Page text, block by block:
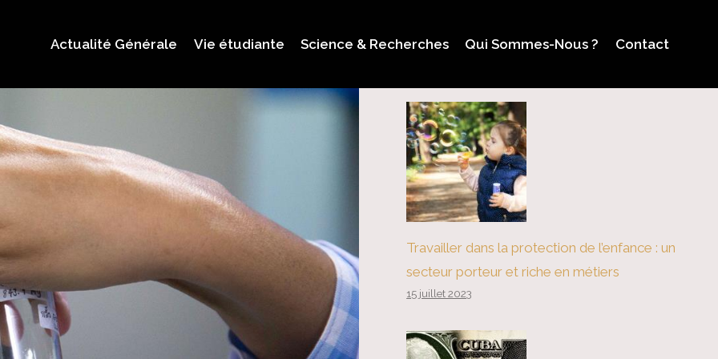
Actualité Générale Vie étudiante Science & Recherches Qui Sommes-Nous ? Contact
Travailler dans la protection de l’enfance : un
secteur porteur et riche en métiers
15 juillet 2023